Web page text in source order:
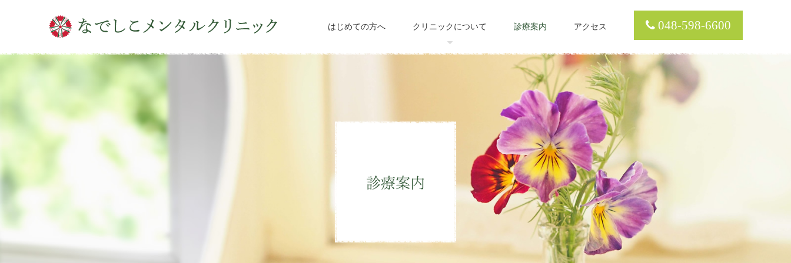
048-598-6600
はじめての方へ クリニックについて 診療案内 アクセス
診療案内